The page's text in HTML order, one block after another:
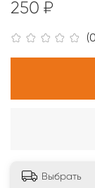
250 ₽
Выбрать